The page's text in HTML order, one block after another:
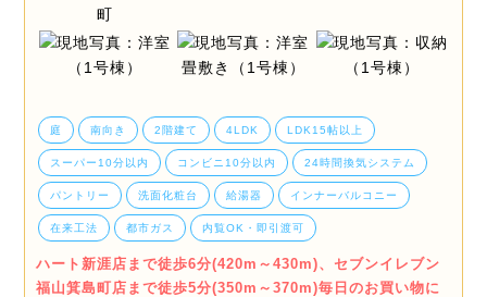
庭 南向き 2階建て 4LDK LDK15帖以上
スーパー10分以内 コンビニ10分以内 24時間換気システム
パントリー 洗面化粧台 給湯器 インナーバルコニー
在来工法 都市ガス 内覧OK・即引渡可
ハート新涯店まで徒歩6分(420m～430m)、セブンイレブン
福山箕島町店まで徒歩5分(350m～370m)毎日のお買い物に